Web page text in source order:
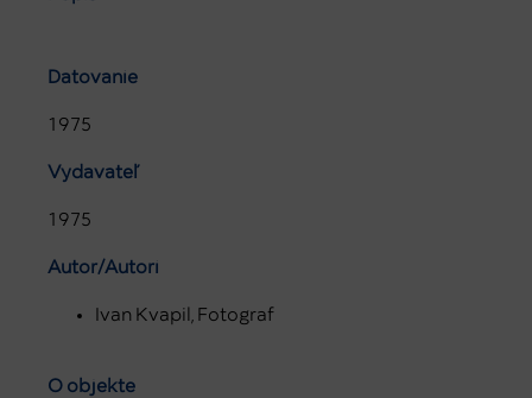
Datovanie
1975
Vydavateľ
1975
Autor/Autori
Ivan Kvapil, Fotograf
O objekte